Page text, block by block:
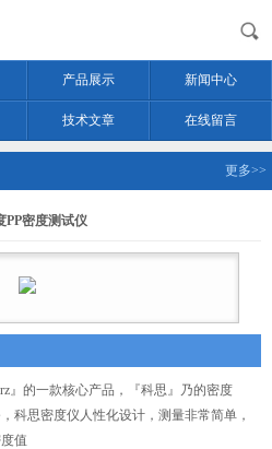
产品展示 新闻中心
技术文章 在线留言
更多>>
PP密度测试仪
』的一款核心产品，『科思』乃的密度
科思密度仪人性化设计，测量非常简单，
值